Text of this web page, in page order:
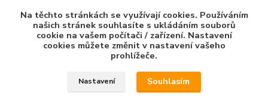
Zboží zařazeno v kategoriích - Product in
category
Osprey Publishing - GB
Na těchto stránkách se využívají cookies. Používáním
našich stránek souhlasíte s ukládáním souborů
cookie na vašem počítači / zařízení. Nastavení
cookies můžete změnit v nastavení vašeho
prohlížeče.
Nastavení Souhlasím